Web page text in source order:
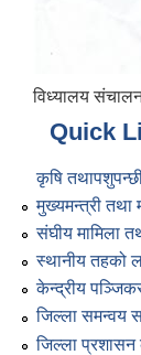
विध्यालय संचालन
Quick
कृषि
मुख्यमन्त्री तथा
संघीय मामिला
स्थानीय तहको
केन्द्रीय
जिल्ला समन्वय
जिल्ला